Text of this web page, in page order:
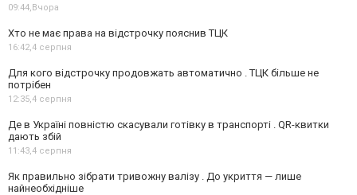
09:44,Вчора
Хто не має права на відстрочку пояснив ТЦК
16:42,4 серпня
Для кого відстрочку продовжать автоматично . ТЦК більше не
потрібен
12:35,4 серпня
Де в Україні повністю скасували готівку в транспорті . QR-квитки
дають збій
11:43,4 серпня
Як правильно зібрати тривожну валізу . До укриття — лише
найнеобхідніше